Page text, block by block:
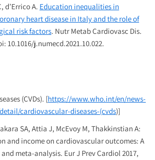
d’Errico A. Education inequalities in
heart disease in Italy and the role of
risk factors. Nutr Metab Cardiovasc Dis.
10.1016/j.numecd.2021.10.022.
(CVDs). [https://www.who.int/en/news-
cardiovascular-diseases-(cvds)]
SA, Attia J, McEvoy M, Thakkinstian A:
and income on cardiovascular outcomes: A
meta-analysis. Eur J Prev Cardiol 2017,